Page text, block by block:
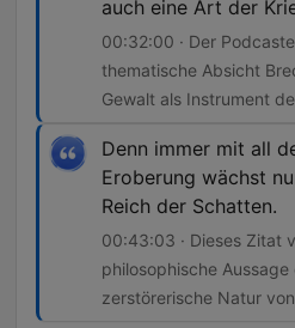
auch eine Art der
00:32:00 · Der
thematische Absicht
Gewalt als Instrument
Denn immer mit all
Eroberung wächst
Reich der Schatten.
00:43:03 · Dieses Zitat
philosophische
zerstörerische Natur